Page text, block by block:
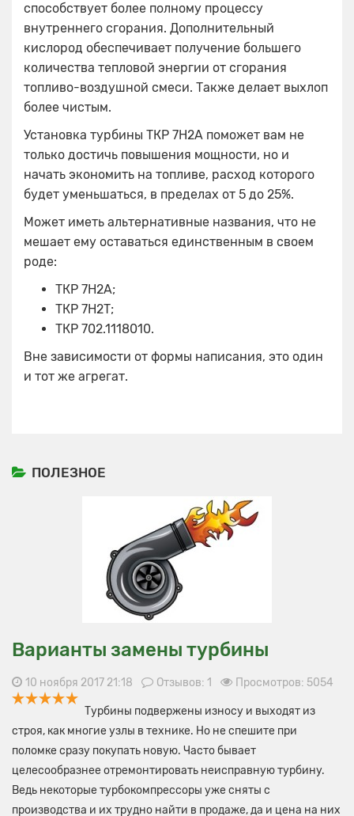
способствует более полному процессу
внутреннего сгорания. Дополнительный
кислород обеспечивает получение большего
количества тепловой энергии от сгорания
топливо-воздушной смеси. Также делает выхлоп
более чистым.
Установка турбины ТКР 7Н2А поможет вам не
только достичь повышения мощности, но и
начать экономить на топливе, расход которого
будет уменьшаться, в пределах от 5 до 25%.
Может иметь альтернативные названия, что не
мешает ему оставаться единственным в своем
роде:
ТКР 7Н2А;
ТКР 7Н2Т;
ТКР 702.1118010.
Вне зависимости от формы написания, это один
и тот же агрегат.
ПОЛЕЗНОЕ
Варианты замены турбины
10 ноября 2017 21:18 Отзывов: 1 Просмотров: 5054
Турбины подвержены износу и выходят из
строя, как многие узлы в технике. Но не спешите при
поломке сразу покупать новую. Часто бывает
целесообразнее отремонтировать неисправную турбину.
Ведь некоторые турбокомпрессоры уже сняты с
производства и их трудно найти в продаже, да и цена на них